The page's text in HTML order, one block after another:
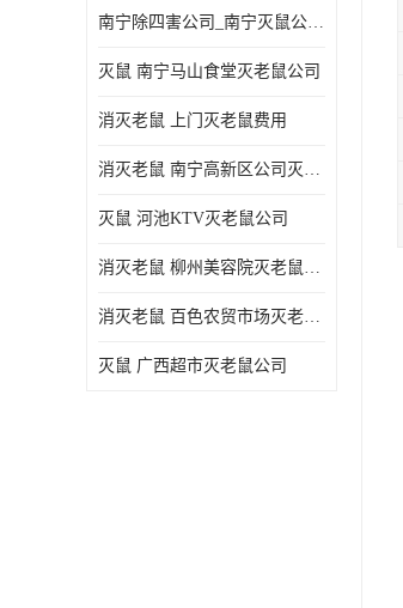
南宁除四害公司_南宁灭鼠公司_南宁杀虫公司
灭鼠 南宁马山食堂灭老鼠公司
消灭老鼠 上门灭老鼠费用
消灭老鼠 南宁高新区公司灭老鼠
灭鼠 河池KTV灭老鼠公司
消灭老鼠 柳州美容院灭老鼠费用
消灭老鼠 百色农贸市场灭老鼠公司
灭鼠 广西超市灭老鼠公司